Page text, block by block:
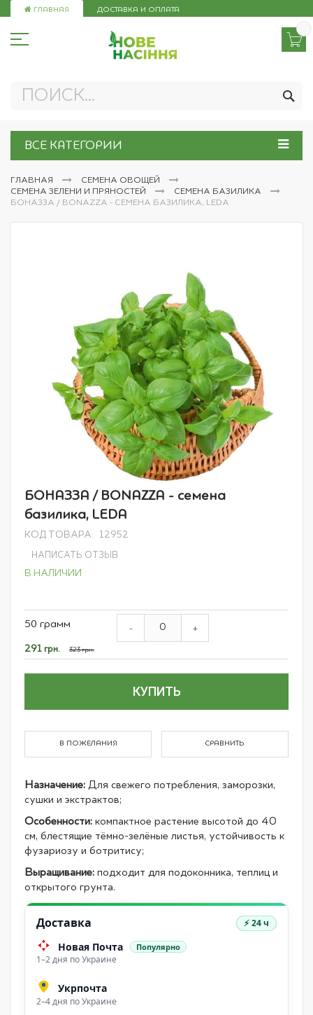
Skip
ГЛАВНАЯ ДОСТАВКА И ОПЛАТА
ВСЕ КАТЕГОРИИ
ГЛАВНАЯ
СЕМЕНА ОВОЩЕЙ
СЕМЕНА ЗЕЛЕНИ И ПРЯНОСТЕЙ
СЕМЕНА БАЗИЛИКА
БОНАЗЗА / BONAZZA - СЕМЕНА БАЗИЛИКА, LEDA
Перейти
началу
галереи
БОНАЗЗА / BONAZZA - семена
базилика, LEDA
КОД ТОВАРА 12952
НАПИСАТЬ ОТЗЫВ
В НАЛИЧИИ
product
50 грамм
Специальная
цена
291 грн. 323 грн.
- +
КУПИТЬ
В ПОЖЕЛАНИЯ СРАВНИТЬ
Назначение: Для свежего потребления, заморозки,
сушки и экстрактов;
Особенности: компактное растение высотой до 40
см, блестящие тёмно-зелёные листья, устойчивость к
фузариозу и ботритису;
Выращивание: подходит для подоконника, теплиц и
открытого грунта.
Доставка ⚡ 24 ч
Новая Почта Популярно
1–2 дня по Украине
Укрпочта
2–4 дня по Украине